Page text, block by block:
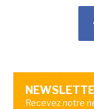
Recevez notre